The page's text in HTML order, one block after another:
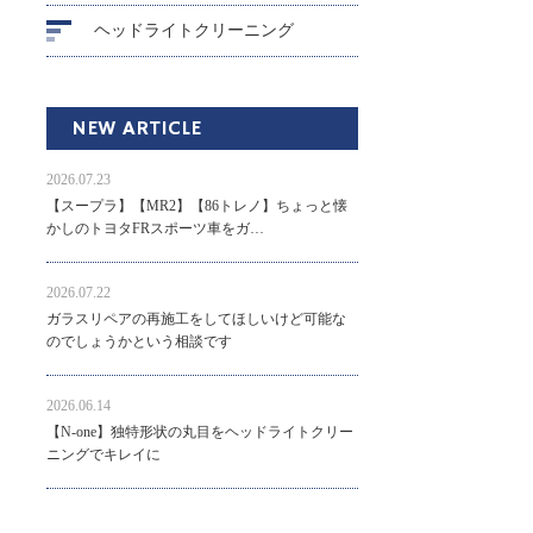
ヘッドライトクリーニング
NEW ARTICLE
2026.07.23
【スープラ】【MR2】【86トレノ】ちょっと懐
かしのトヨタFRスポーツ車をガ…
2026.07.22
ガラスリペアの再施工をしてほしいけど可能な
のでしょうかという相談です
2026.06.14
【N-one】独特形状の丸目をヘッドライトクリー
ニングでキレイに